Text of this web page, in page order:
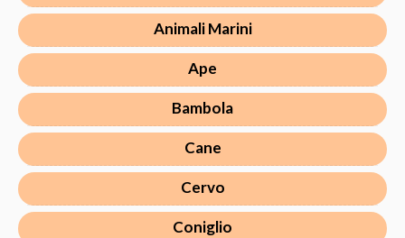
Animali Marini
Ape
Bambola
Cane
Cervo
Coniglio